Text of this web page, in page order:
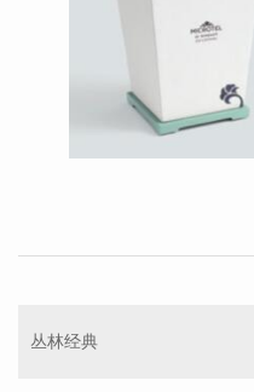
丛林经典